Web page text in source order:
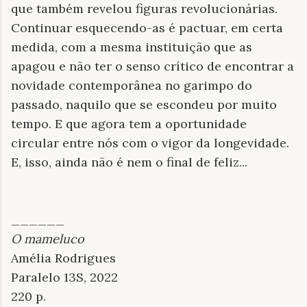
que também revelou figuras revolucionárias.
Continuar esquecendo-as é pactuar, em certa
medida, com a mesma instituição que as
apagou e não ter o senso crítico de encontrar a
novidade contemporânea no garimpo do
passado, naquilo que se escondeu por muito
tempo. E que agora tem a oportunidade
circular entre nós com o vigor da longevidade.
E, isso, ainda não é nem o final de feliz...
O mameluco
Amélia Rodrigues
Paralelo 13S, 2022
220 p.